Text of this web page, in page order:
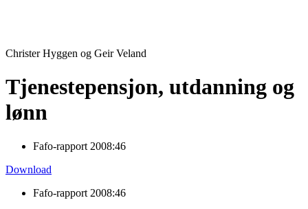
Christer Hyggen og Geir Veland
Tjenestepensjon, utdanning og
lønn
Fafo-rapport 2008:46
Download
Fafo-rapport 2008:46